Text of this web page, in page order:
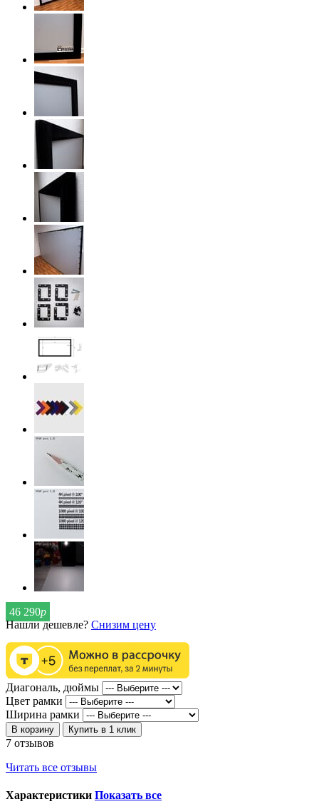
46 290р
Нашли дешевле? Снизим цену
Диагональ, дюймы
Цвет рамки
Ширина рамки
В корзину Купить в 1 клик
7 отзывов
Читать все отзывы
Характеристики Показать все